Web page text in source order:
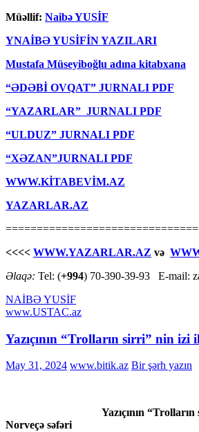
Müəllif: Naibə YUSİF
YNAİBƏ YUSİFİN YAZILARI
Mustafa Müseyiboğlu adına kitabxana
“ƏDƏBİ OVQAT” JURNALI PDF
“YAZARLAR” JURNALI PDF
“ULDUZ” JURNALI PDF
“XƏZAN”JURNALI PDF
WWW.KİTABEVİM.AZ
YAZARLAR.AZ
<<<< WWW.YAZARLAR.AZ və
Əlaqə: Tel: (+994) 70-390-39-93 E-mail:
NAİBƏ YUSİF
www.USTAC.az
Yazıçının “Trolların sirri” nin izi
May 31, 2024 www.bitik.az Bir şərh yazın
Yazıçının
Norveçə səfəri